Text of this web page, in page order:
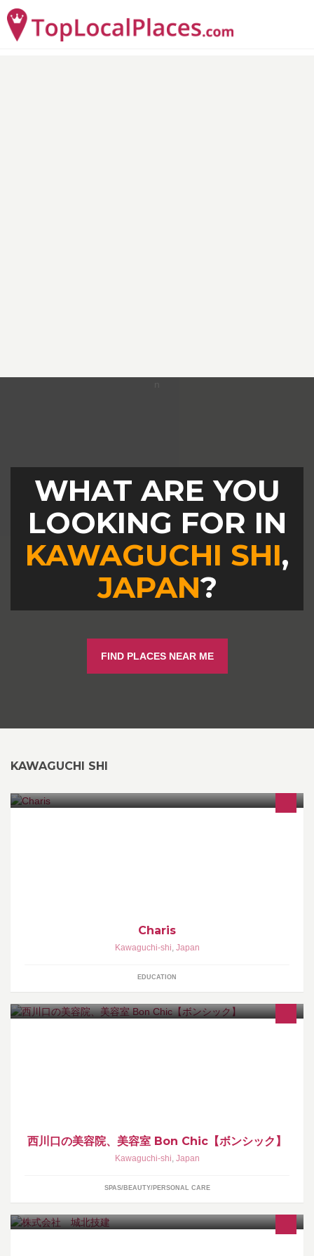
WHAT ARE YOU
LOOKING FOR IN
KAWAGUCHI SHI,
JAPAN?
FIND PLACES NEAR ME
KAWAGUCHI SHI
Charis
Kawaguchi-shi, Japan
EDUCATION
西川口の美容院、美容室 Bon Chic【ボンシック】
Kawaguchi-shi, Japan
SPAS/BEAUTY/PERSONAL CARE